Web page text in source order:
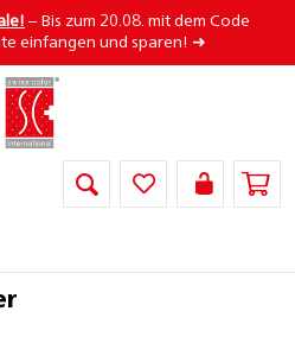
– Bis zum 20.08. mit dem Code
einfangen und sparen! ➜